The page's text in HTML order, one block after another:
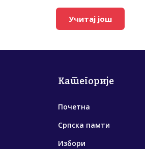
Учитај још
Категорије
Почетна
Српска памти
Избори